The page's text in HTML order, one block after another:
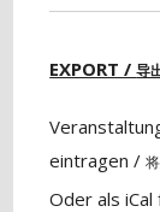
EXPORT /导
eintragen /
Oder als